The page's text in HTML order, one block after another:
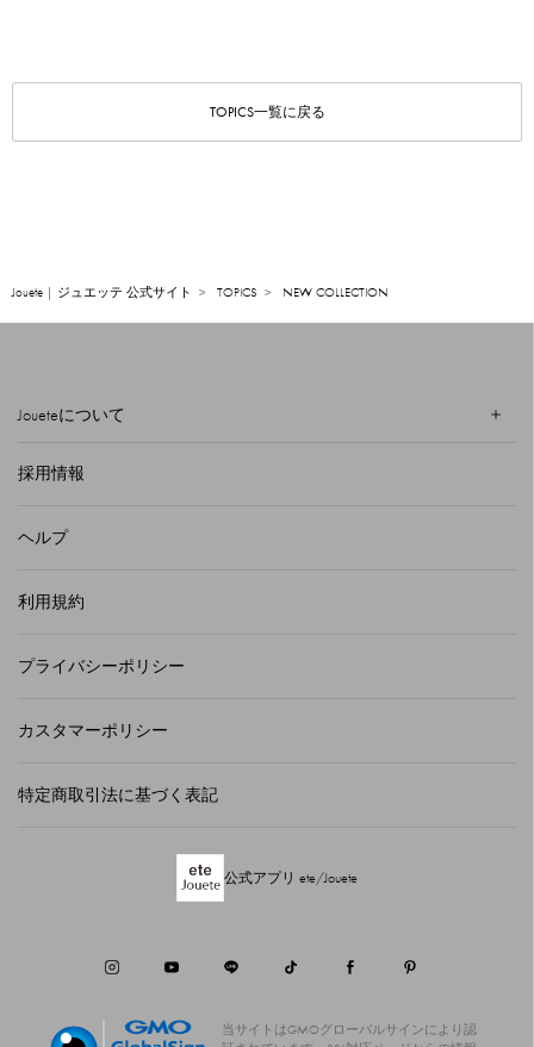
TOPICS一覧に戻る
Jouete | ジュエッテ 公式サイト TOPICS NEW COLLECTION
Joueteについて
採用情報
ヘルプ
利用規約
プライバシーポリシー
カスタマーポリシー
特定商取引法に基づく表記
公式アプリ ete/Jouete
当サイトはGMOグローバルサインにより認